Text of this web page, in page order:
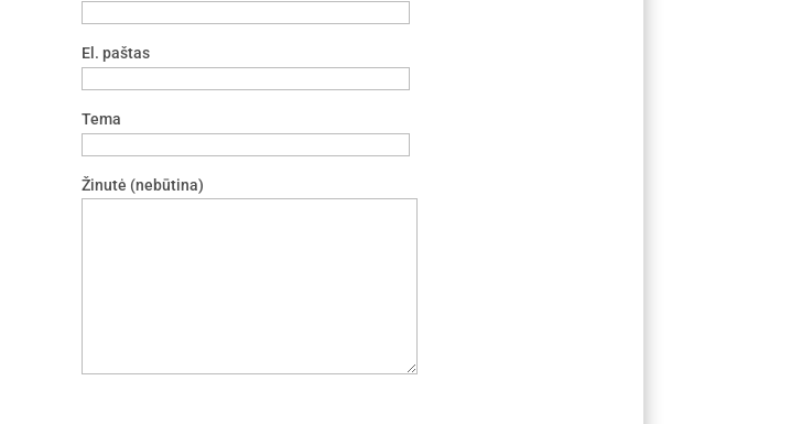
El. paštas
Tema
Žinutė (nebūtina)